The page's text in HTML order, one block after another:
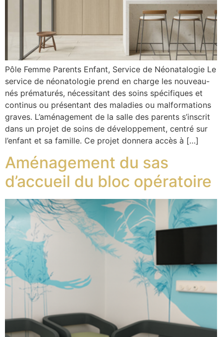
Pôle Femme Parents Enfant, Service de Néonatalogie Le
service de néonatologie prend en charge les nouveau-
nés prématurés, nécessitant des soins spécifiques et
continus ou présentant des maladies ou malformations
graves. L’aménagement de la salle des parents s’inscrit
dans un projet de soins de développement, centré sur
l’enfant et sa famille. Ce projet donnera accès à […]
Aménagement du sas
d’accueil du bloc opératoire